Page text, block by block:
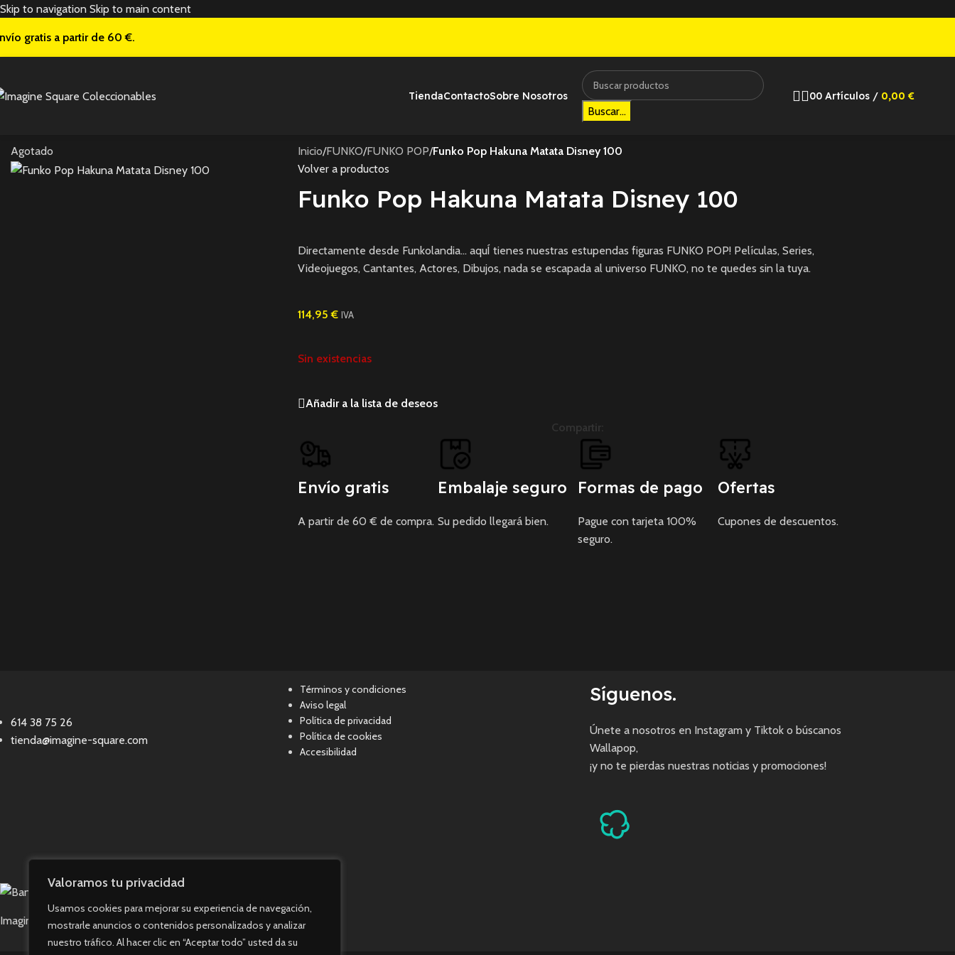
Valoramos tu privacidad
Usamos cookies para mejorar su experiencia de navegación,
mostrarle anuncios o contenidos personalizados y analizar
nuestro tráfico. Al hacer clic en “Aceptar todo” usted da su
Skip to navigation Skip to main content
gratis a partir de 60 €.
TiendaContactoSobre Nosotros
Buscar...
00 Artículos / 0,00 €
Agotado Inicio/FUNKO/FUNKO POP/Funko Pop Hakuna Matata Disney 100
Volver a productos
Funko Pop Hakuna Matata Disney 100
Directamente desde Funkolandia… aquÍ tienes nuestras estupendas figuras FUNKO POP! Películas, Series,
Videojuegos, Cantantes, Actores, Dibujos, nada se escapada al universo FUNKO, no te quedes sin la tuya.
114,95€ IVA
Sin existencias
Añadir a la lista de deseos
Compartir:
Envío gratis
A partir de 60 € de compra.
Embalaje seguro
Su pedido llegará bien.
Formas de pago
Pague con tarjeta 100%
seguro.
Ofertas
Cupones de descuentos.
614 38 75 26
tienda@imagine-square.com
Términos y condiciones
Aviso legal
Política de privacidad
Política de cookies
Accesibilidad
Síguenos.
Únete a nosotros en Instagram y Tiktok o búscanos
Wallapop,
¡y no te pierdas nuestras noticias y promociones!
Imagine Square © 2023. Todos los derechos reservados.